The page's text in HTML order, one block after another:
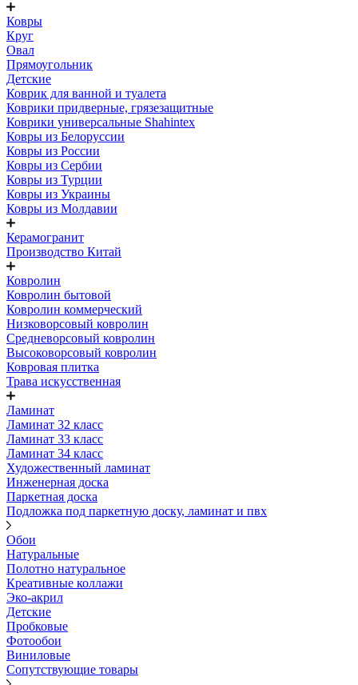
Ковры
Круг
Овал
Прямоугольник
Детские
Коврик для ванной и туалета
Коврики придверные, грязезащитные
Коврики универсальные Shahintex
Ковры из Белоруссии
Ковры из России
Ковры из Сербии
Ковры из Турции
Ковры из Украины
Ковры из Молдавии
Керамогранит
Производство Китай
Ковролин
Ковролин бытовой
Ковролин коммерческий
Низковорсовый ковролин
Средневорсовый ковролин
Высоковорсовый ковролин
Ковровая плитка
Трава искусственная
Ламинат
Ламинат 32 класс
Ламинат 33 класс
Ламинат 34 класс
Художественный ламинат
Инженерная доска
Паркетная доска
Подложка под паркетную доску, ламинат и пвх
Обои
Натуральные
Полотно натуральное
Креативные коллажи
Эко-акрил
Детские
Пробковые
Фотообои
Виниловые
Сопутствующие товары